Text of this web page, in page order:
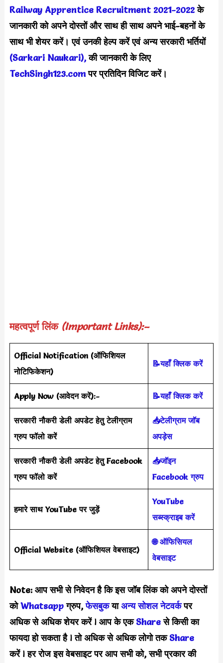
Railway Apprentice Recruitment 2021-2022 के
जानकारी को अपने दोस्तों और साथ ही साथ अपने भाई-बहनों के
साथ भी शेयर करें। एवं उनकी हेल्प करें एवं अन्य सरकारी भर्तियों
(Sarkari Naukari),की जानकारी के लिए
TechSingh123.comपर प्रतिदिन विजिट करें।
महत्वपूर्ण लिंक (Important Links):–
Official Notification(ऑफिशियल
नोटिफिकेशन)
📝यहाँ क्लिक करें
Apply Now (आवेदन करें):- 📝यहाँ क्लिक करें
सरकारी नौकरी डेली अपडेट हेतु टेलीग्राम
ग्रुप फॉलो करें
📥टेलीग्राम जॉब
अपड़ेस
सरकारी नौकरी डेली अपडेट हेतु Facebook
ग्रुप फॉलो करें
📥जॉइन
Facebook ग्रुप
हमारे साथ YouTube पर जुड़ें
YouTube
सब्स्क्राइब करें
Official Website(ऑफिशियल वेबसाइट)
🌐 ऑफिसियल
वेबसाइट
Note: आप सभी से निवेदन है कि इस जॉब लिंक को अपने दोस्तों
कोWhatsappग्रुप,फेसबुकयाअन्य सोशल नेटवर्कपर
अधिक से अधिक शेयर करेंl आप के एकShareसे किसी का
फायदा हो सकता है lतो अधिक से अधिक लोगो तकShare
करें lहर रोज इस वेबसाइट पर आप सभी को, सभी प्रकार की